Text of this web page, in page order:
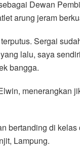
Dewan
arung jeram
Sergai
lalu, saya
bangga.
menerangkan
bertanding di
Lampung.